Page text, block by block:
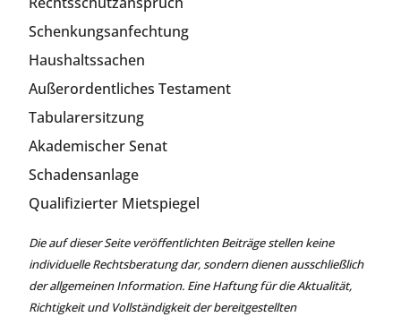
Schenkungsanfechtung
Haushaltssachen
Außerordentliches Testament
Tabularersitzung
Akademischer Senat
Schadensanlage
Qualifizierter Mietspiegel
Die auf dieser Seite veröffentlichten Beiträge stellen keine
individuelle Rechtsberatung dar, sondern dienen ausschließlich
der allgemeinen Information. Eine Haftung für die Aktualität,
Richtigkeit und Vollständigkeit der bereitgestellten